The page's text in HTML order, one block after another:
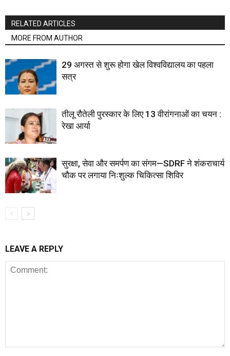
RELATED ARTICLES
MORE FROM AUTHOR
29 अगस्त से शुरू होगा खेल विश्वविद्यालय का पहला
सत्र
तीलू रौतेली पुरस्कार के लिए 13 वीरांगनाओं का चयन :
रेखा आर्या
सुरक्षा, सेवा और समर्पण का संगम—SDRF ने शंकराचार्य
चौक पर लगाया निःशुल्क चिकित्सा शिविर
LEAVE A REPLY